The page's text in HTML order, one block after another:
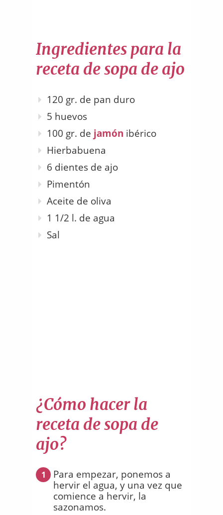
Ingredientes para la
receta de sopa de ajo
120 gr. de pan duro
5 huevos
100 gr. de jamón ibérico
Hierbabuena
6 dientes de ajo
Pimentón
Aceite de oliva
1 1/2 l. de agua
Sal
¿Cómo hacer la
receta de sopa de
ajo?
1
Para empezar, ponemos a
hervir el agua, y una vez que
comience a hervir, la
sazonamos.